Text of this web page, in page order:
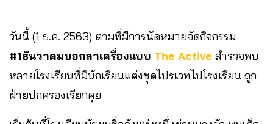
วันนี้ (1 ธ.ค. 2563) ตามที่มีการนัดหมายจัดกิจกรรม
#1ธันวาคมบอกลาเครื่องแบบ The Active สำรวจพบ
หลายโรงเรียนที่มีนักเรียนแต่งชุดไปรเวทไปโรงเรียน ถูก
ฝ่ายปกครองเรียกคุย